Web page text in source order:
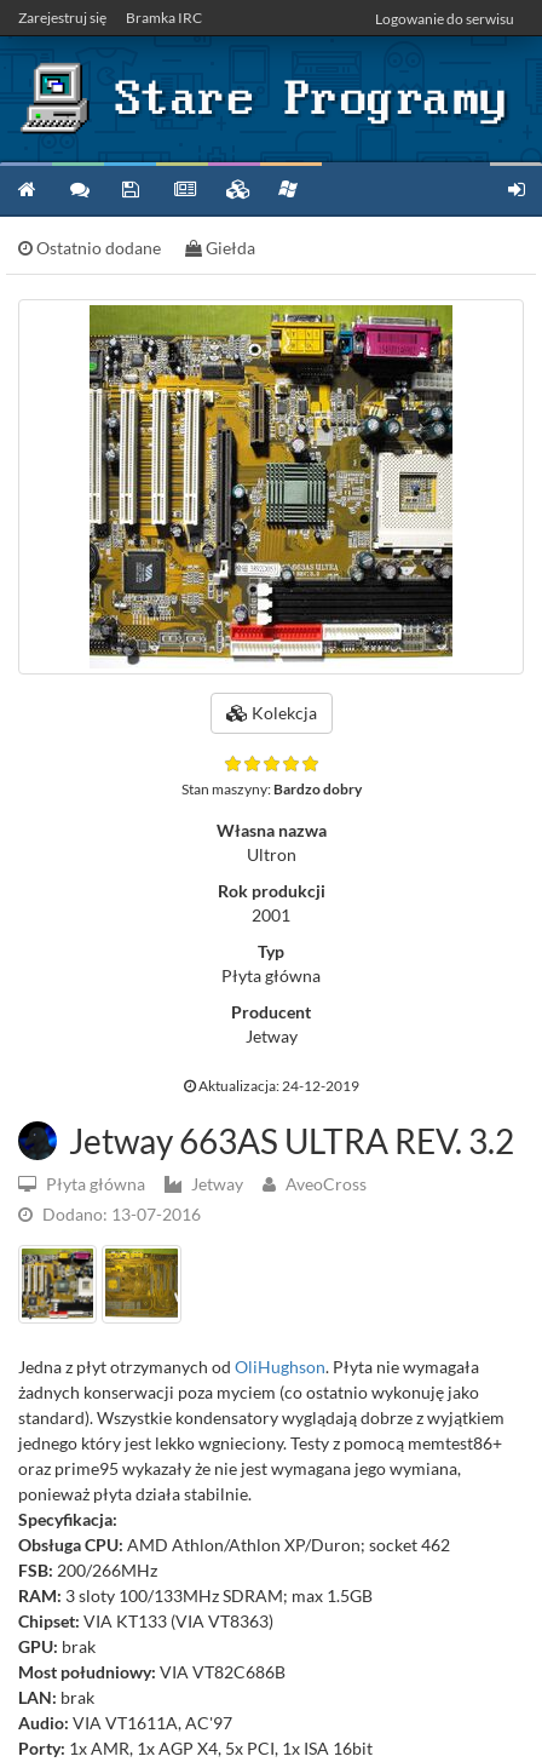
Zarejestruj się Bramka IRC Logowanie do serwisu
Ostatnio dodane Giełda
Kolekcja
Stan maszyny:Bardzo dobry
Własna nazwa
Ultron
Rok produkcji
2001
Typ
Płyta główna
Producent
Jetway
Aktualizacja: 24-12-2019
Jetway 663AS ULTRA REV. 3.2
Płyta główna Jetway
AveoCross
Dodano: 13-07-2016
Jedna z płyt otrzymanych od OliHughson. Płyta nie wymagała
żadnych konserwacji poza myciem (co ostatnio wykonuję jako
standard). Wszystkie kondensatory wyglądają dobrze z wyjątkiem
jednego który jest lekko wgnieciony. Testy z pomocą memtest86+
oraz prime95 wykazały że nie jest wymagana jego wymiana,
ponieważ płyta działa stabilnie.
Specyfikacja:
Obsługa CPU: AMD Athlon/Athlon XP/Duron; socket 462
FSB: 200/266MHz
RAM: 3 sloty 100/133MHz SDRAM; max 1.5GB
Chipset: VIA KT133 (VIA VT8363)
GPU: brak
Most południowy: VIA VT82C686B
LAN: brak
Audio: VIA VT1611A, AC'97
Porty: 1x AMR, 1x AGP X4, 5x PCI, 1x ISA 16bit